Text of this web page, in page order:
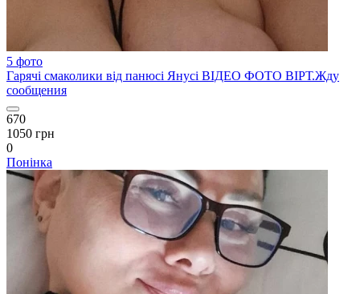
5 фото
Гарячі смаколики від панюсі Янусі ВІДЕО ФОТО ВІРТ.Жду
сообщения
670
1050 грн
0
Понінка